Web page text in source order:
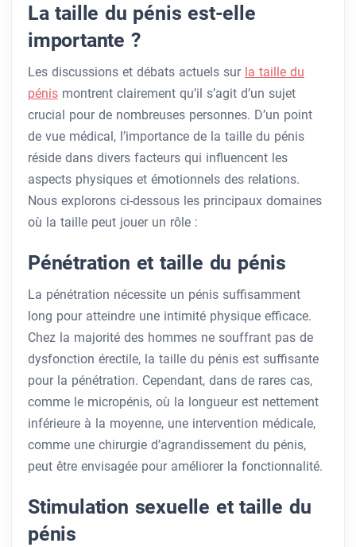
La taille du pénis est-elle
importante ?
Les discussions et débats actuels sur la taille du
pénis montrent clairement qu’il s’agit d’un sujet
crucial pour de nombreuses personnes. D’un point
de vue médical, l’importance de la taille du pénis
réside dans divers facteurs qui influencent les
aspects physiques et émotionnels des relations.
Nous explorons ci-dessous les principaux domaines
où la taille peut jouer un rôle :
Pénétration et taille du pénis
La pénétration nécessite un pénis suffisamment
long pour atteindre une intimité physique efficace.
Chez la majorité des hommes ne souffrant pas de
dysfonction érectile, la taille du pénis est suffisante
pour la pénétration. Cependant, dans de rares cas,
comme le micropénis, où la longueur est nettement
inférieure à la moyenne, une intervention médicale,
comme une chirurgie d’agrandissement du pénis,
peut être envisagée pour améliorer la fonctionnalité.
Stimulation sexuelle et taille du
pénis